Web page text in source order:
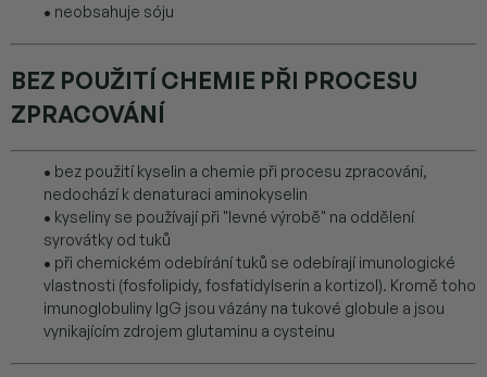
• neobsahuje sóju
BEZ POUŽITÍ CHEMIE PŘI PROCESU
ZPRACOVÁNÍ
• bez použití kyselin a chemie při procesu zpracování,
nedochází k denaturaci aminokyselin
• kyseliny se používají při "levné výrobě" na oddělení
syrovátky od tuků
• při chemickém odebírání tuků se odebírají imunologické
vlastnosti (fosfolipidy, fosfatidylserin a kortizol). Kromě toho
imunoglobuliny IgG jsou vázány na tukové globule a jsou
vynikajícím zdrojem glutaminu a cysteinu